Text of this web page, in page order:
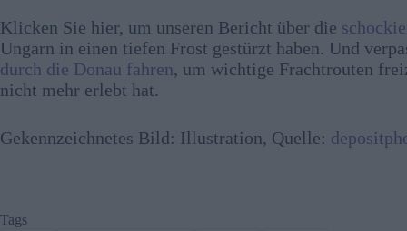
Klicken Sie hier, um unseren Bericht über die
Ungarn in einen tiefen Frost gestürzt haben. Und
durch die Donau fahren, um wichtige Frachtrouten
nicht mehr erlebt hat.
Gekennzeichnetes Bild: Illustration, Quelle:
Tags